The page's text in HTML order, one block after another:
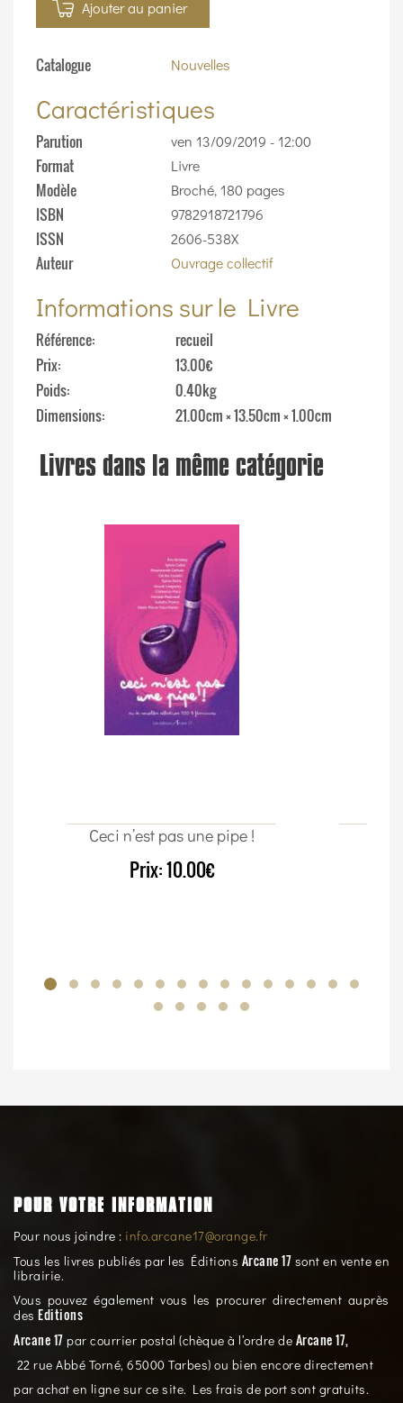
Ajouter au panier
Catalogue Nouvelles
Caractéristiques
Parution ven 13/09/2019 - 12:00
Format Livre
Modèle Broché, 180 pages
ISBN 9782918721796
ISSN 2606-538X
Auteur Ouvrage collectif
Informations sur le Livre
Référence
recueil
Prix
13.00€
Poids
0.40kg
Dimensions
21.00cm × 13.50cm × 1.00cm
Livres dans la même catégorie
Ceci n’est pas une pipe !
Prix:10.00€
POUR VOTRE INFORMATION
Pour nous joindre : info.arcane17@orange.fr
Tous les livres publiés par les Éditions Arcane 17 sont en vente en
librairie.
Vous pouvez également vous les procurer directement auprès
des Editions
Arcane 17 par courrier postal (chèque à l’ordre de Arcane 17,
22 rue Abbé Torné, 65000 Tarbes) ou bien encore directement
par achat en ligne sur ce site. Les frais de port sont gratuits.